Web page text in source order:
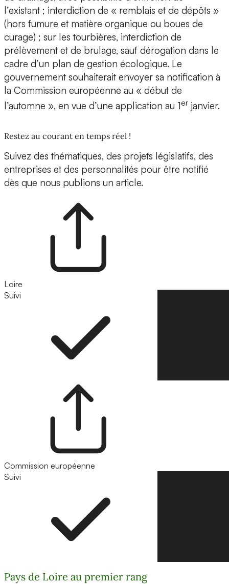
l’existant ; interdiction de « remblais et de dépôts »
(hors fumure et matière organique ou boues de
curage) ; sur les tourbières, interdiction de
prélèvement et de brulage, sauf dérogation dans le
cadre d’un plan de gestion écologique. Le
gouvernement souhaiterait envoyer sa notification à
la Commission européenne au « début de
l’automne », en vue d’une application au 1er janvier.
Restez au courant en temps réel !
Suivez des thématiques, des projets législatifs, des
entreprises et des personnalités pour être notifié
dès que nous publions un article.
Loire
Suivi
Commission européenne
Suivi
Pays de Loire au premier rang